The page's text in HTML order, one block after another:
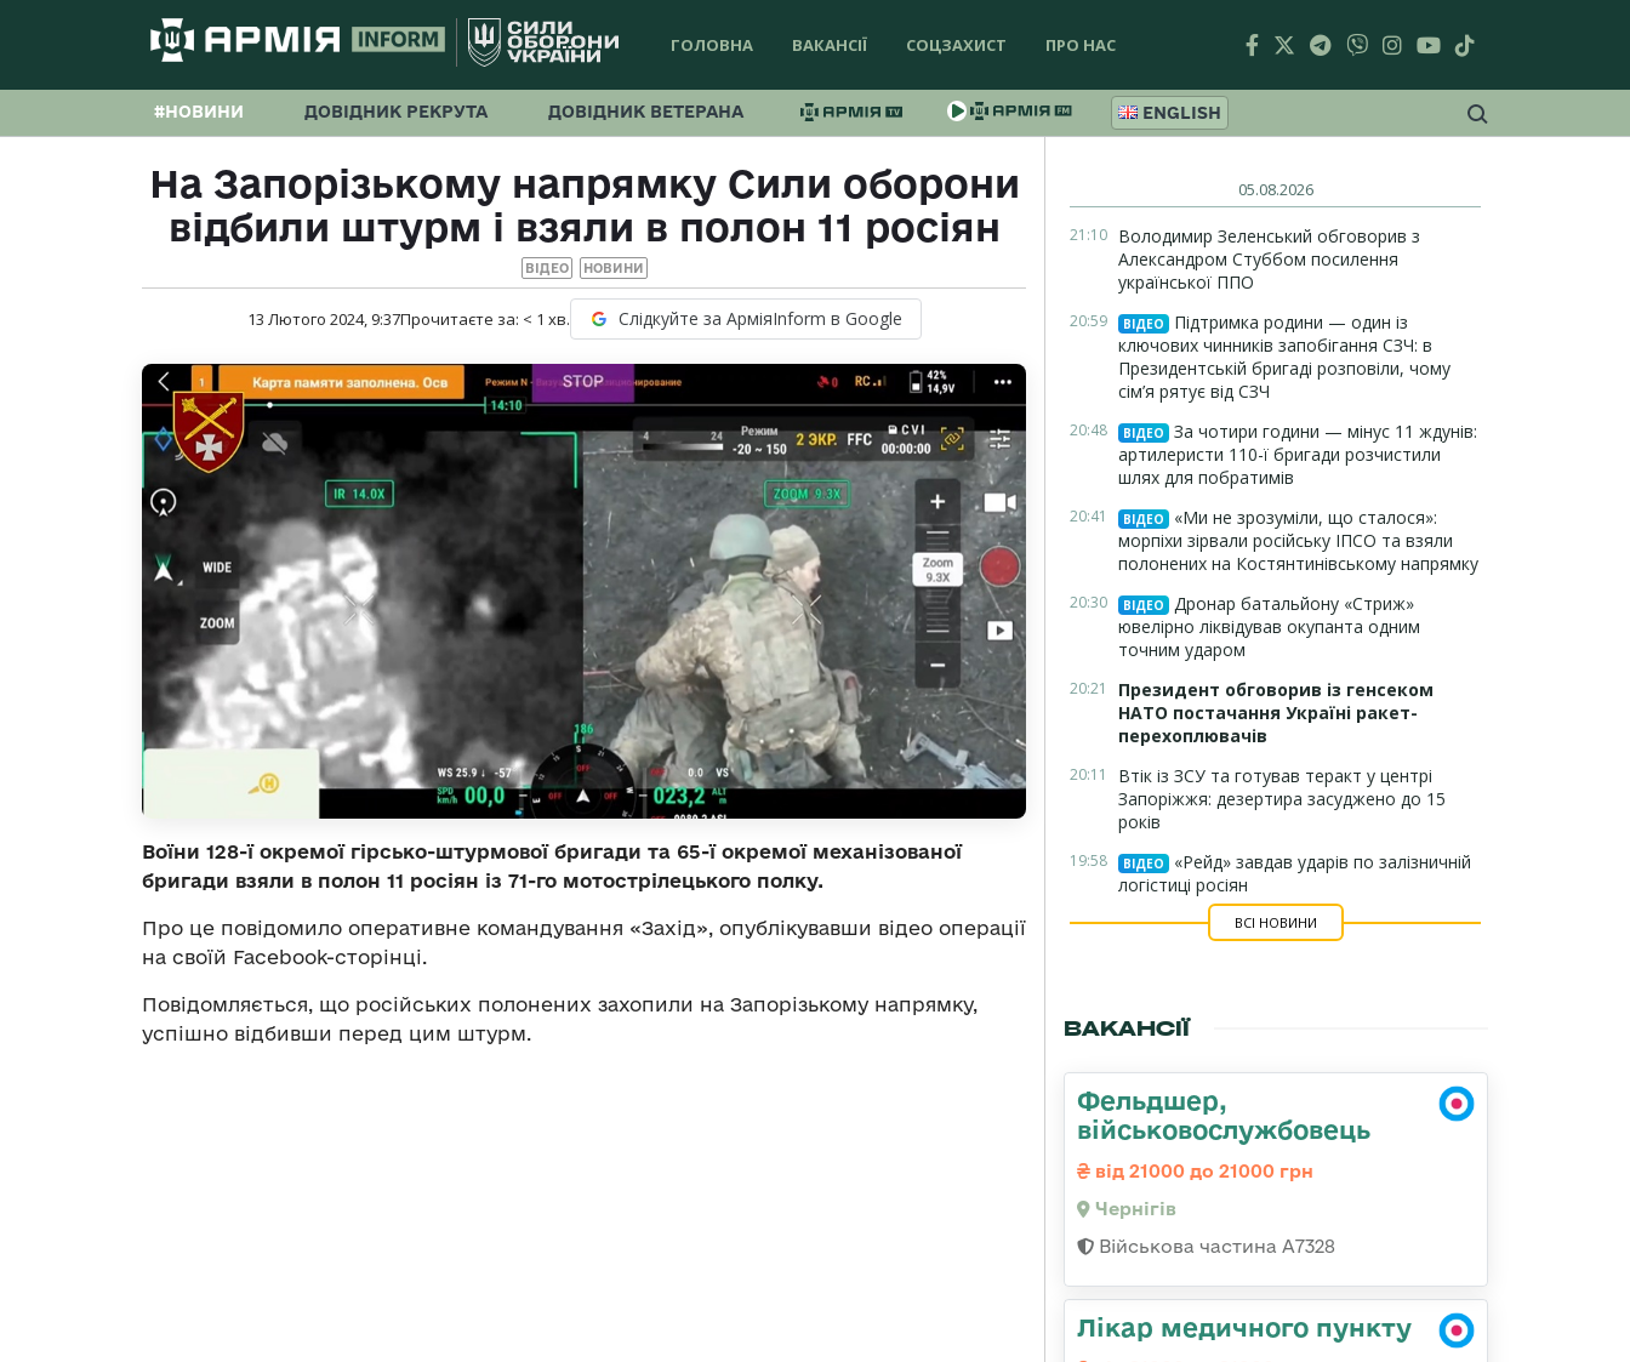
ГОЛОВНА ВАКАНСІЇ СОЦЗАХИСТ ПРО НАС
#НОВИНИ ДОВІДНИК РЕКРУТА ДОВІДНИК ВЕТЕРАНА ENGLISH
На Запорізькому напрямку Сили оборони
відбили штурм і взяли в полон 11 росіян
ВІДЕО НОВИНИ
13 Лютого 2024, 9:37Прочитаєте за: < 1 хв. Слідкуйте за АрміяInform в Google
Воїни 128-ї окремої гірсько-штурмової бригади та 65-ї окремої механізованої
бригади взяли в полон 11 росіян із 71-го мотострілецького полку.
Про це повідомило оперативне командування «Захід», опублікувавши відео операції
на своїй Facebook-сторінці.
Повідомляється, що російських полонених захопили на Запорізькому напрямку,
успішно відбивши перед цим штурм.
05.08.2026
21:10 Володимир Зеленський обговорив з
Александром Стуббом посилення
української ППО
20:59 ВІДЕО
Підтримка родини — один із
ключових чинників запобігання СЗЧ: в
Президентській бригаді розповіли, чому
сім’я рятує від СЗЧ
20:48 ВІДЕО
За чотири години — мінус 11 ждунів:
артилеристи 110-ї бригади розчистили
шлях для побратимів
20:41 ВІДЕО
«Ми не зрозуміли, що сталося»:
морпіхи зірвали російську ІПСО та взяли
полонених на Костянтинівському напрямку
20:30 ВІДЕО
Дронар батальйону «Стриж»
ювелірно ліквідував окупанта одним
точним ударом
20:21
Президент обговорив із генсеком
НАТО постачання Україні ракет-
перехоплювачів
20:11
Втік із ЗСУ та готував теракт у центрі
Запоріжжя: дезертира засуджено до 15
років
19:58 ВІДЕО
«Рейд» завдав ударів по залізничній
логістиці росіян
ВСІ НОВИНИ
ВАКАНСІЇ
Фельдшер,
військовослужбовець
від 21000 до 21000 грн
Чернігів
Військова частина А7328
Лікар медичного пункту